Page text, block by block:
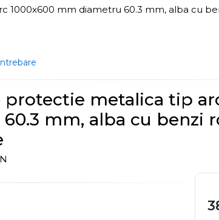
1000x600 mm diametru 60.3 mm, alba cu
protectie metalica tip
mm, alba cu benzi